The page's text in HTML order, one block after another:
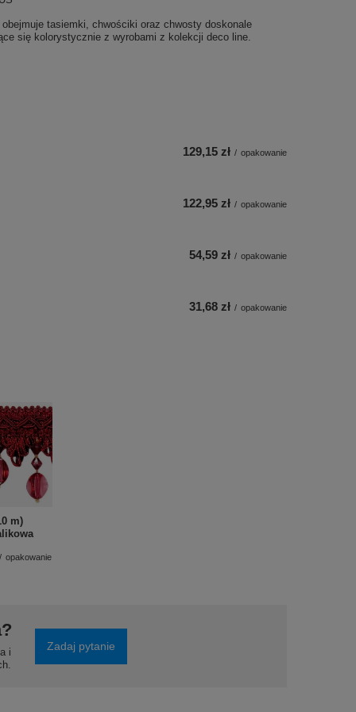
tasiemki, chwościki oraz chwosty doskonale
się kolorystycznie z wyrobami z kolekcji deco line.
129,15 zł / opakowanie
122,95 zł / opakowanie
54,59 zł / opakowanie
31,68 zł / opakowanie
m)
opakowanie
i
Zadaj pytanie